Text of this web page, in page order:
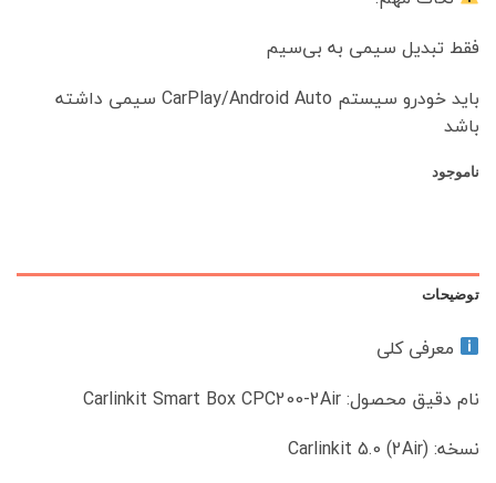
فقط تبدیل سیمی به بی‌سیم
باید خودرو سیستم CarPlay/Android Auto سیمی داشته
باشد
ناموجود
توضیحات
معرفی کلی
نام دقیق محصول: Carlinkit Smart Box CPC200-2Air
نسخه: Carlinkit 5.0 (2Air)